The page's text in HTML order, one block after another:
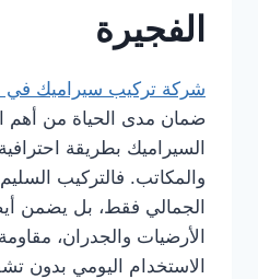
الفجيرة
شركة تركيب سيراميك في
ضمان مدى الحياة من أهم
السيراميك بطريقة
والمكاتب. فالتركيب
الجمالي فقط، بل يضمن
الأرضيات والجدران،
الاستخدام اليومي بدون